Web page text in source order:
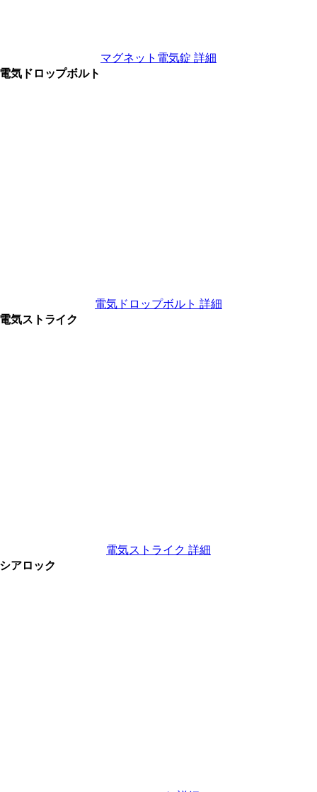
マグネット電気錠 詳細
電気ドロップボルト
電気ドロップボルト 詳細
電気ストライク
電気ストライク 詳細
シアロック